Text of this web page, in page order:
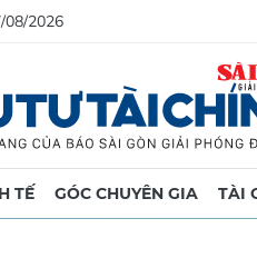
08/2026
TẾ GÓC CHUYÊN GIA TÀI